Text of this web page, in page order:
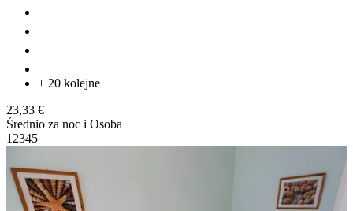
+ 20 kolejne
23,33 €
Średnio za noc i Osoba
1 2345